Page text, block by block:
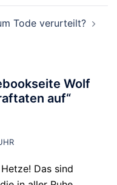
Tode verurteilt?
Wolf
auf“
Das sind